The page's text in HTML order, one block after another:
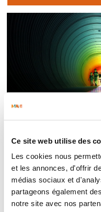
Ce site web utilise des
Les cookies nous
et les annonces, d'offrir
médias sociaux et
partageons également
notre site avec nos
BYE BYE LE
SPARKOH!
Il n’est jamais trop tard
SPARKOH! en est la